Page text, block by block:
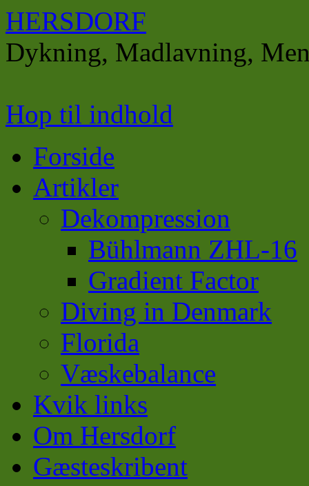
HERSDORF
Dykning, Madlavning,
Hop til indhold
Forside
Artikler
Dekompression
Bühlmann ZHL-16
Gradient Factor
Diving in Denmark
Florida
Væskebalance
Kvik links
Om Hersdorf
Gæsteskribent